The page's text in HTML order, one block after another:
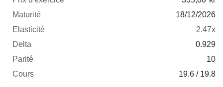
18/12/2026
2.47x
0.929
10
19.6 / 19.8